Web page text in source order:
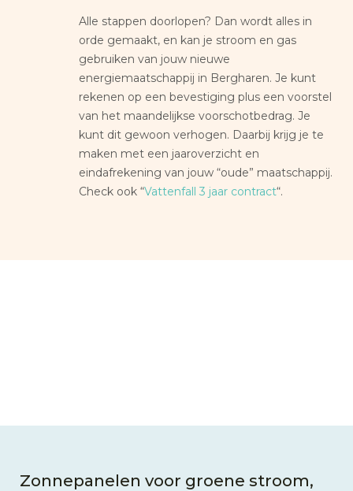
Alle stappen doorlopen? Dan wordt alles in
orde gemaakt, en kan je stroom en gas
gebruiken van jouw nieuwe
energiemaatschappij in Bergharen. Je kunt
rekenen op een bevestiging plus een voorstel
van het maandelijkse voorschotbedrag. Je
kunt dit gewoon verhogen. Daarbij krijg je te
maken met een jaaroverzicht en
eindafrekening van jouw “oude” maatschappij.
Check ook “Vattenfall 3 jaar contract“.
Zonnepanelen voor groene stroom,